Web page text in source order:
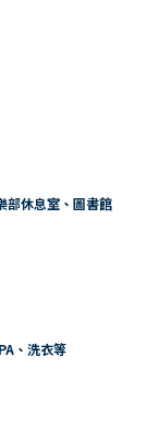
部休息室、圖書館
、洗衣等